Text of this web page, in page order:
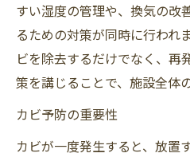
すい湿度の管理や、換気の改
るための対策が同時に行われ
ビを除去するだけでなく、再
策を講じることで、施設全体
カビ予防の重要性
カビが一度発生すると、放置